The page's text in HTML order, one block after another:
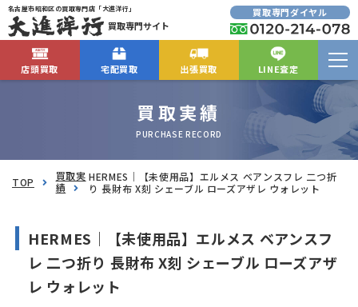
名古屋市昭和区の買取専門店「大進洋行」
買取専門サイト
買取専門ダイヤル
店頭買取 宅配買取 出張買取 LINE査定
買取実績
PURCHASE RECORD
TOP
買取実
績
HERMES｜【未使用品】エルメス ベアンスフレ 二つ折
り 長財布 X刻 シェーブル ローズアザレ ウォレット
HERMES｜【未使用品】エルメス ベアンスフ
レ 二つ折り 長財布 X刻 シェーブル ローズアザ
レ ウォレット